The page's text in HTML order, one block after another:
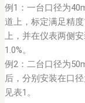
例1：一台口径为
道上，标定满足精
上，并在仪表两侧
1.0%。
例2：二台口径为
后，分别安装在口
见表1。